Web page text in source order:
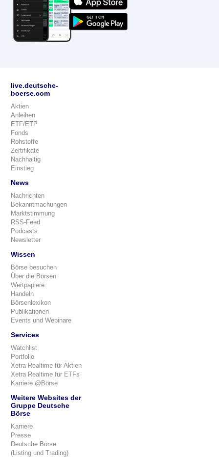
live.deutsche-
boerse.com
Aktien
Anleihen
ETF/ETP
Fonds
Rohstoffe
Zertifikate
Nachhaltig
Einstieg
News
Nachrichten
Bekanntmachungen
Marktstimmung
RSS-Feed
Podcasts
Newsletter
Wissen
Börse besuchen
Über die Börsen
Wertpapiere
Handeln
Börsenlexikon
Publikationen
Events und Webinare
Services
Watchlist
Portfolio
Xetra Realtime für Aktien
Xetra Realtime für ETFs
Karriere @Börse
Weitere Websites der
Gruppe Deutsche
Börse
Karriere
Presse
Deutsche Börse
(Listing und Trading)